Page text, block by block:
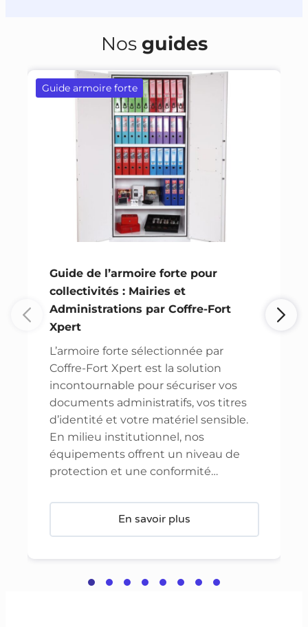
Nos guides
Guide armoire forte
Guide de l’armoire forte pour
collectivités : Mairies et
Administrations par Coffre-Fort
Xpert
L’armoire forte sélectionnée par
Coffre-Fort Xpert est la solution
incontournable pour sécuriser vos
documents administratifs, vos titres
d’identité et votre matériel sensible.
En milieu institutionnel, nos
équipements offrent un niveau de
protection et une conformité…
En savoir plus